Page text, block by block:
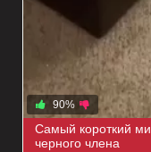
90%
Самый короткий
черного члена